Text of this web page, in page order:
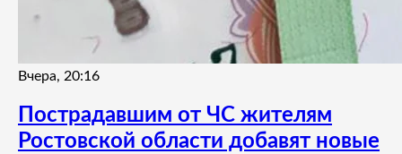
Вчера, 20:16
Пострадавшим от ЧС жителям
Ростовской области добавят новые